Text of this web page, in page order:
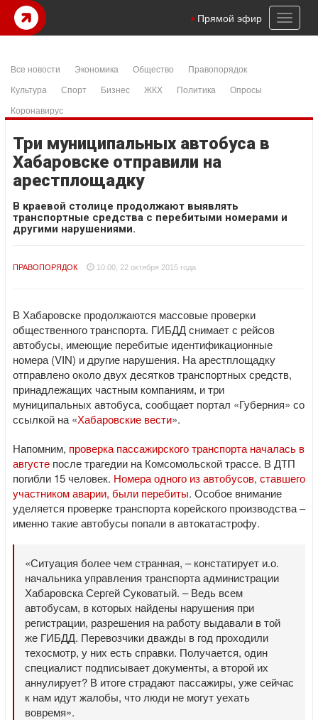
Toggle
Прямой эфир
Все новости Экономика Общество
Правопорядок
Культура
Спорт Бизнес ЖКХ Политика
Опросы
Коронавирус
Три муниципальных автобуса в
Хабаровске отправили на
арестплощадку
В краевой столице продолжают выявлять
транспортные средства с перебитыми номерами и
другими нарушениями.
ПРАВОПОРЯДОК 10:00, 22 октября 2015 года
В Хабаровске продолжаются массовые проверки
общественного транспорта. ГИБДД снимает с рейсов
автобусы, имеющие перебитые идентификационные
номера (VIN) и другие нарушения. На арестплощадку
отправлено около двух десятков транспортных средств,
принадлежащих частным компаниям, и три
муниципальных автобуса, сообщает портал «Губерния» со
ссылкой на «Хабаровские вести».
Напомним, проверка пассажирского транспорта началась в
августе после трагедии на Комсомольской трассе. В ДТП
погибли 15 человек. Номера одного из автобусов, ставшего
участником аварии, были перебиты. Особое внимание
уделяется проверке транспорта корейского производства –
именно такие автобусы попали в автокатастрофу.
«Ситуация более чем странная, – констатирует и.о.
начальника управления транспорта администрации
Хабаровска Сергей Суковатый. – Ведь всем
автобусам, в которых найдены нарушения при
регистрации, разрешения на работу выдавали в той
же ГИБДД. Перевозчики дважды в год проходили
техосмотр, у них есть справки. Получается, один
специалист подписывает документы, а второй их
аннулирует? В итоге страдают пассажиры, уже сейчас
к нам идут жалобы, что люди не могут уехать
вовремя».